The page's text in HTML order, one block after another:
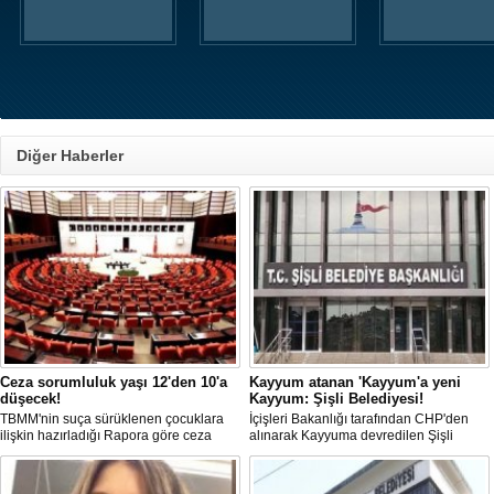
Diğer Haberler
Ceza sorumluluk yaşı 12'den 10'a
düşecek!
TBMM'nin suça sürüklenen çocuklara
ilişkin hazırladığı Rapora göre ceza
sorumluluğu yaşının; 12'den 10'a
düşürülmesi planlanıyor.
Kayyum atanan 'Kayyum'a yeni
Kayyum: Şişli Belediyesi!
İçişleri Bakanlığı tarafından CHP'den
alınarak Kayyuma devredilen Şişli
Belediyesinde bir hafta içinde 2. kez
Kayyum değişti.